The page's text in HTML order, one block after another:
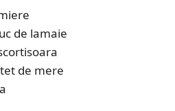
de lamaie
de mere